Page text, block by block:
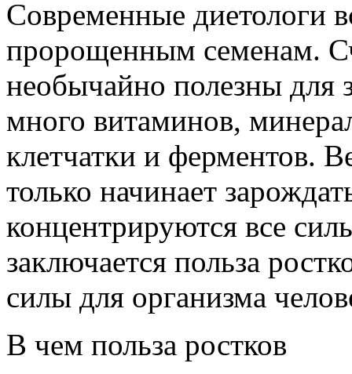
Современные диетологи
пророщенным семенам.
необычайно полезны для
много витаминов,
клетчатки и ферментов.
только начинает
концентрируются все
заключается польза
силы для организма
В чем польза ростков